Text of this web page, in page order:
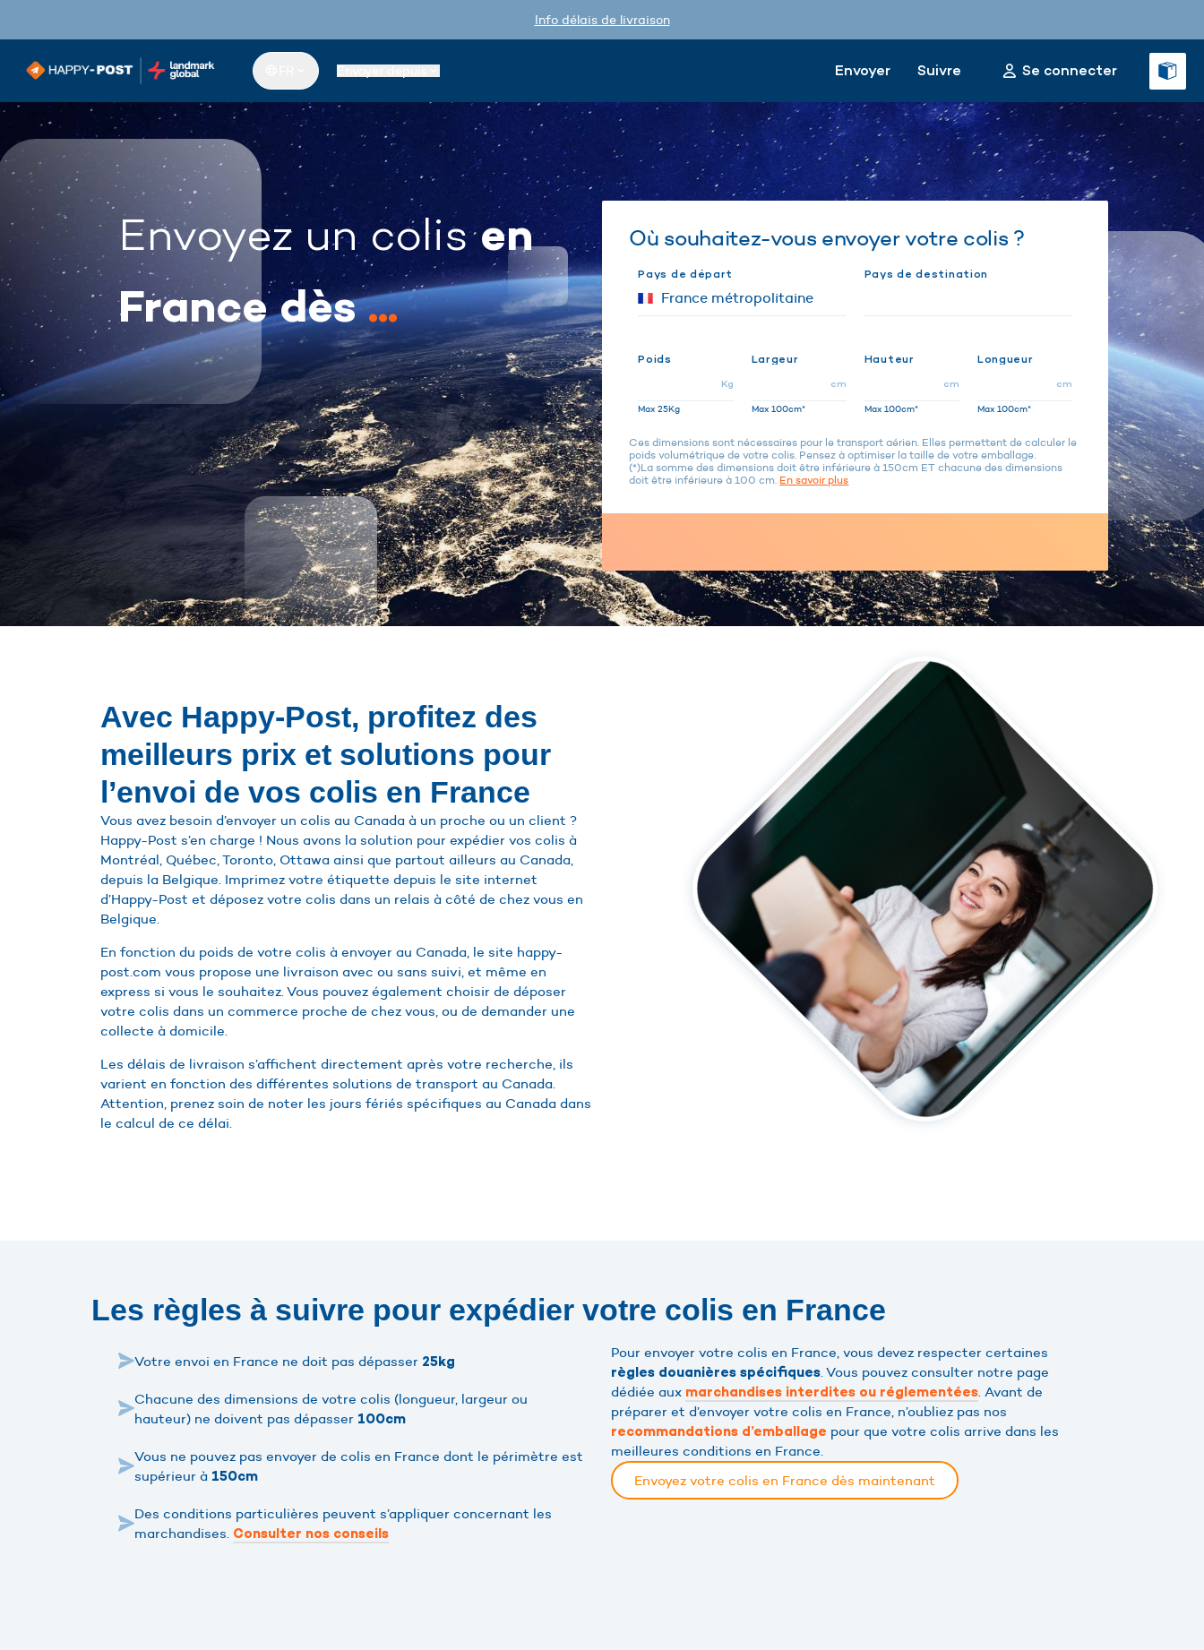
Info délais de livraison
Envoyer Suivre Se connecter
Envoyez un colisen
France dès...
Où souhaitez-vous envoyer votre colis ?
Pays de départ Pays de destination
Poids
Kg
Max 25Kg
Largeur
cm
Max 100cm*
Hauteur
cm
Max 100cm*
Longueur
cm
Max 100cm*
Ces dimensions sont nécessaires pour le transport aérien. Elles permettent de calculer le
poids volumétrique de votre colis. Pensez à optimiser la taille de votre emballage.
(*)La somme des dimensions doit être inférieure à 150cm ET chacune des dimensions
doit être inférieure à 100 cm. En savoir plus
Avec Happy-Post, profitez des
meilleurs prix et solutions pour
l’envoi de vos colis en France
Vous avez besoin d’envoyer un colis au Canada à un proche ou un client ?
Happy-Post s’en charge ! Nous avons la solution pour expédier vos colis à
Montréal, Québec, Toronto, Ottawa ainsi que partout ailleurs au Canada,
depuis la Belgique. Imprimez votre étiquette depuis le site internet
d’Happy-Post et déposez votre colis dans un relais à côté de chez vous en
Belgique.
En fonction du poids de votre colis à envoyer au Canada, le site happy-
post.com vous propose une livraison avec ou sans suivi, et même en
express si vous le souhaitez. Vous pouvez également choisir de déposer
votre colis dans un commerce proche de chez vous, ou de demander une
collecte à domicile.
Les délais de livraison s’affichent directement après votre recherche, ils
varient en fonction des différentes solutions de transport au Canada.
Attention, prenez soin de noter les jours fériés spécifiques au Canada dans
le calcul de ce délai.
Les règles à suivre pour expédier votre colis en France
Votre envoi en France ne doit pas dépasser 25kg
Chacune des dimensions de votre colis (longueur, largeur ou
hauteur) ne doivent pas dépasser100cm
Vous ne pouvez pas envoyer de colis en France dont le périmètre est
supérieur à 150cm
Des conditions particulières peuvent s’appliquer concernant les
marchandises. Consulter nos conseils
Pour envoyer votre colis en France, vous devez respecter certaines
règles douanières spécifiques. Vous pouvez consulter notre page
dédiée aux marchandises interdites ou réglementées. Avant de
préparer et d’envoyer votre colis en France, n’oubliez pas nos
recommandations d’emballage pour que votre colis arrive dans les
meilleures conditions en France.
Envoyez votre colis en France dès maintenant